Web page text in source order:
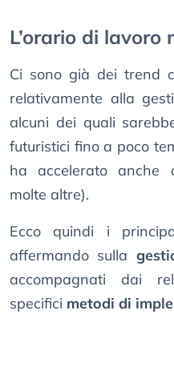
L’orario di lavoro
Ci sono già dei trend
relativamente alla
alcuni dei quali
futuristici fino a poco
ha accelerato anche
molte altre).
Ecco quindi i
affermando sulla
accompagnati dai
specifici metodi di